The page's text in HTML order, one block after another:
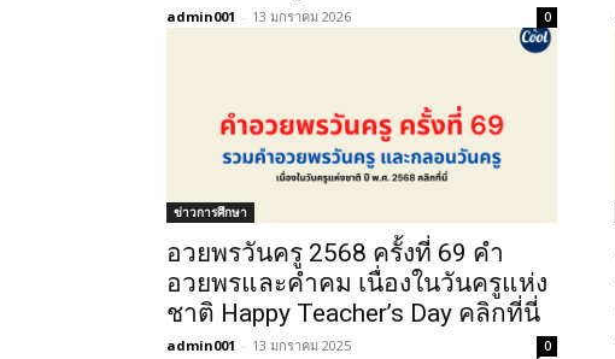
admin001 - 13 มกราคม 2026 0
ข่าวการศึกษา
อวยพรวันครู 2568 ครั้งที่ 69 คำ
อวยพรและคำคม เนื่องในวันครูแห่ง
ชาติ Happy Teacher’s Day คลิกที่นี่
admin001 - 13 มกราคม 2025 0